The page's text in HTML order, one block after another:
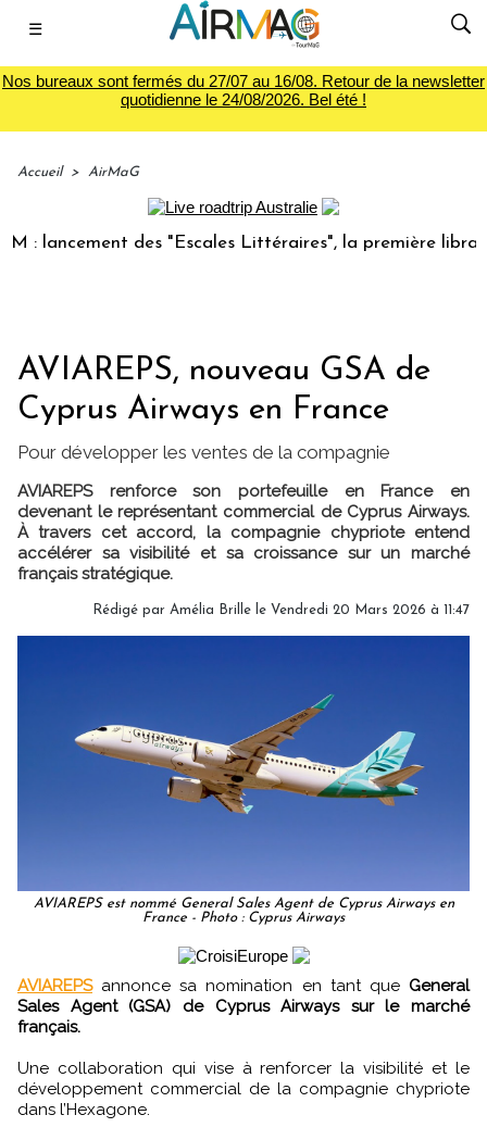
☰
Nos bureaux sont fermés du 27/07 au 16/08. Retour de la newsletter
quotidienne le 24/08/2026. Bel été !
Accueil > AirMaG
des "Escales Littéraires", la première librairie du
AVIAREPS, nouveau GSA de
Cyprus Airways en France
Pour développer les ventes de la compagnie
AVIAREPS renforce son portefeuille en France en
devenant le représentant commercial de Cyprus Airways.
À travers cet accord, la compagnie chypriote entend
accélérer sa visibilité et sa croissance sur un marché
français stratégique.
Rédigé par Amélia Brille le Vendredi 20 Mars 2026 à 11:47
AVIAREPS est nommé General Sales Agent de Cyprus Airways en
France - Photo : Cyprus Airways
AVIAREPSannonce sa nomination en tant que General
Sales Agent (GSA) de Cyprus Airways sur le marché
français.
Une collaboration qui vise à renforcer la visibilité et le
développement commercial de la compagnie chypriote
dans l’Hexagone.